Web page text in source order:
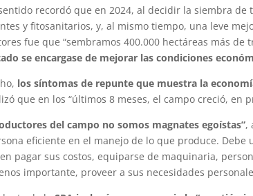
recordó que en 2024, al decidir la siembra
y fitosanitarios, y, al mismo tiempo, una leve
fue que “sembramos 400.000 hectáreas más de
se encargase de mejorar las condiciones
los síntomas de repunte que muestra la
que en los “últimos 8 meses, el campo creció, en
del campo no somos magnates egoístas”,
eficiente en el manejo de lo que produce.
pagar sus costos, equiparse de maquinaria,
importante, proveer a sus necesidades